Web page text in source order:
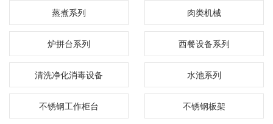
蒸煮系列 肉类机械
炉拼台系列 西餐设备系列
清洗净化消毒设备 水池系列
不锈钢工作柜台 不锈钢板架